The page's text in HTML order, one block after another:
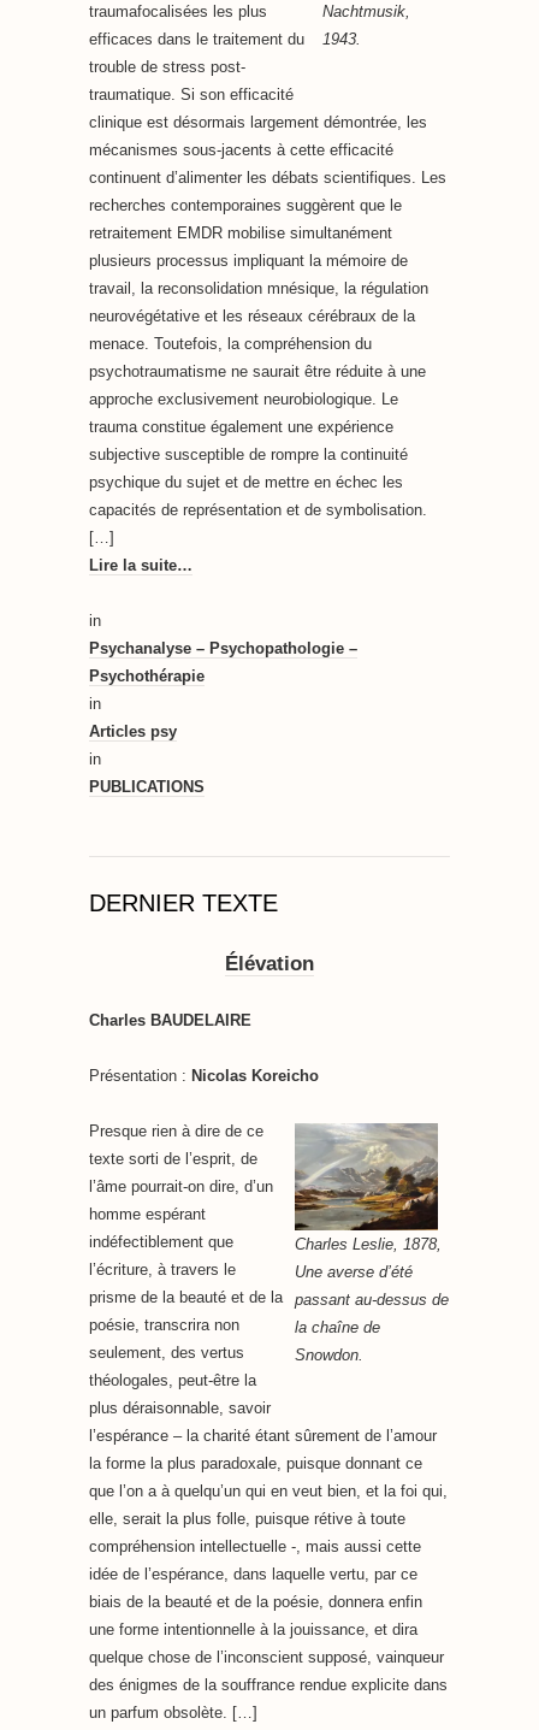
Nachtmusik,
1943.
traumafocalisées les plus
efficaces dans le traitement du
trouble de stress post-
traumatique. Si son efficacité
clinique est désormais largement démontrée, les
mécanismes sous-jacents à cette efficacité
continuent d’alimenter les débats scientifiques. Les
recherches contemporaines suggèrent que le
retraitement EMDR mobilise simultanément
plusieurs processus impliquant la mémoire de
travail, la reconsolidation mnésique, la régulation
neurovégétative et les réseaux cérébraux de la
menace. Toutefois, la compréhension du
psychotraumatisme ne saurait être réduite à une
approche exclusivement neurobiologique. Le
trauma constitue également une expérience
subjective susceptible de rompre la continuité
psychique du sujet et de mettre en échec les
capacités de représentation et de symbolisation.
[…]
Lire la suite…
in
Psychanalyse – Psychopathologie –
Psychothérapie
in
Articles psy
in
PUBLICATIONS
DERNIER TEXTE
Élévation
Charles BAUDELAIRE
Présentation : Nicolas Koreicho
Charles Leslie, 1878,
Une averse d’été
passant au-dessus de
la chaîne de
Snowdon.
Presque rien à dire de ce
texte sorti de l’esprit, de
l’âme pourrait-on dire, d’un
homme espérant
indéfectiblement que
l’écriture, à travers le
prisme de la beauté et de la
poésie, transcrira non
seulement, des vertus
théologales, peut-être la
plus déraisonnable, savoir
l’espérance – la charité étant sûrement de l’amour
la forme la plus paradoxale, puisque donnant ce
que l’on a à quelqu’un qui en veut bien, et la foi qui,
elle, serait la plus folle, puisque rétive à toute
compréhension intellectuelle -, mais aussi cette
idée de l’espérance, dans laquelle vertu, par ce
biais de la beauté et de la poésie, donnera enfin
une forme intentionnelle à la jouissance, et dira
quelque chose de l’inconscient supposé, vainqueur
des énigmes de la souffrance rendue explicite dans
un parfum obsolète. […]